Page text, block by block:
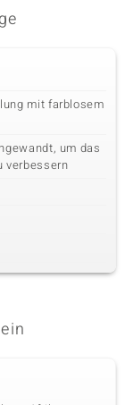
mit farblosem
um das
verbessern